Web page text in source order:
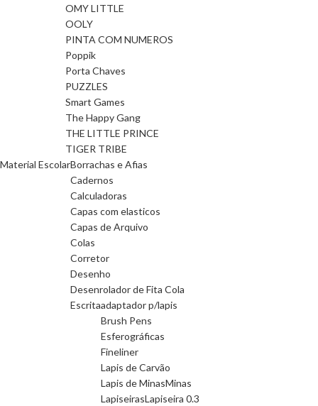
OMY LITTLE
OOLY
PINTA COM NUMEROS
Poppik
Porta Chaves
PUZZLES
Smart Games
The Happy Gang
THE LITTLE PRINCE
TIGER TRIBE
Material EscolarBorrachas e Afias
Cadernos
Calculadoras
Capas com elasticos
Capas de Arquivo
Colas
Corretor
Desenho
Desenrolador de Fita Cola
Escritaadaptador p/lapis
Brush Pens
Esferográficas
Fineliner
Lapis de Carvão
Lapis de MinasMinas
LapiseirasLapiseira 0.3